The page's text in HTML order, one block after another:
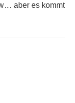
aber es kommt